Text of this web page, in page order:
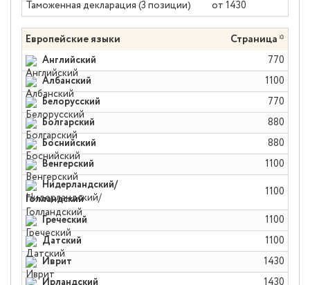
Таможенная декларация (3 позиции) от 1430
Европейские языки Страница *
Английский 770
Албанский 1100
Белорусский 770
Болгарский 880
Боснийский 880
Венгерский 1100
Нидерландский/
Голландский
1100
Греческий 1100
Датский 1100
Иврит 1430
1430